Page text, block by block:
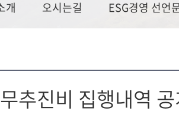
개 오시는길 ESG경영 선언
추진비 집행내역